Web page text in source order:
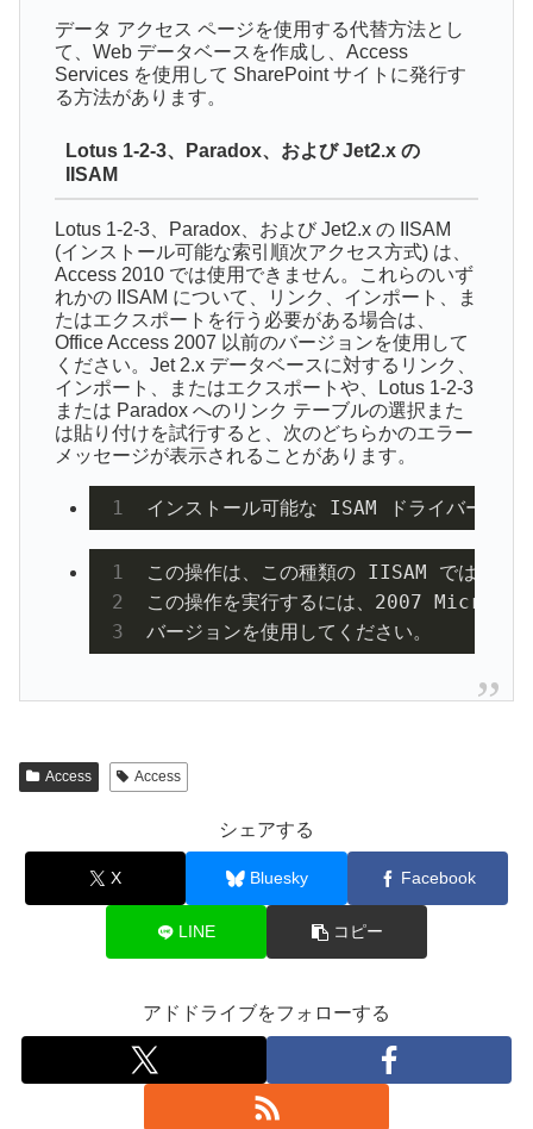
データ アクセス ページを使用する代替方法とし
て、Web データベースを作成し、Access
Services を使用して SharePoint サイトに発行す
る方法があります。
Lotus 1-2-3、Paradox、および Jet2.x の
IISAM
Lotus 1-2-3、Paradox、および Jet2.x の IISAM
(インストール可能な索引順次アクセス方式) は、
Access 2010 では使用できません。これらのいず
れかの IISAM について、リンク、インポート、ま
たはエクスポートを行う必要がある場合は、
Office Access 2007 以前のバージョンを使用して
ください。Jet 2.xデータベースに対するリンク、
インポート、またはエクスポートや、Lotus 1-2-3
または Paradox へのリンク テーブルの選択また
は貼り付けを試行すると、次のどちらかのエラー
メッセージが表示されることがあります。
インストール可能な ISAM ドライバーが見
この操作は、この種類の IISAM ではサポ
この操作を実行するには、 2007
バージョンを使用してください。
Access Access
シェアする
X Bluesky Facebook
LINE コピー
アドドライブをフォローする